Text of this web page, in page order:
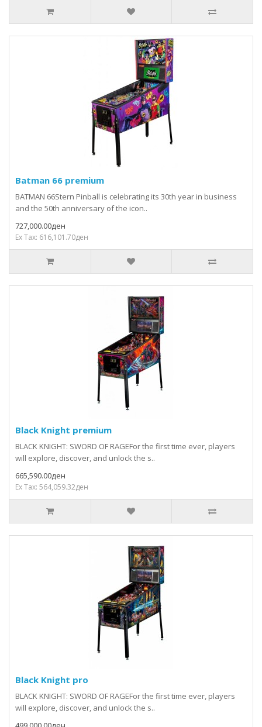
Batman 66 premium
BATMAN 66Stern Pinball is celebrating its 30th year in business
and the 50th anniversary of the icon..
727,000.00ден
Ex Tax: 616,101.70ден
Black Knight premium
BLACK KNIGHT: SWORD OF RAGEFor the first time ever, players
will explore, discover, and unlock the s..
665,590.00ден
Ex Tax: 564,059.32ден
Black Knight pro
BLACK KNIGHT: SWORD OF RAGEFor the first time ever, players
will explore, discover, and unlock the s..